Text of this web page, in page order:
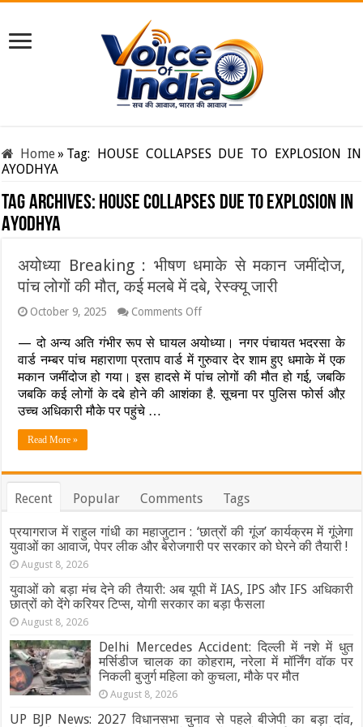
Home» Tag: HOUSE COLLAPSES DUE TO EXPLOSION IN
AYODHYA
Tag Archives: HOUSE COLLAPSES DUE TO EXPLOSION IN
AYODHYA
अयोध्या Breaking : भीषण धमाके से मकान जमींदोज,
पांच लोगों की मौत, कई मलबे में दबे, रेस्क्यू जारी
October 9, 2025 Comments Offon
Breaking
:
भीषण
धमाके
से
मौत,
मलबे
दबे,
रेस्क्यू
— दो अन्य अति गंभीर रूप से घायल अयोध्या। नगर पंचायत भदरसा के
वार्ड नम्बर पांच महाराणा प्रताप वार्ड में गुरुवार देर शाम हुए धमाके में एक
मकान जमींदोज हो गया। इस हादसे में पांच लोगों की मौत हो गई, जबकि
जबकि कई लोगों के दबे होने की आशंका है. सूचना पर पुलिस फोर्स औऱ
उच्च अधिकारी मौके पर पहुंचे …
Read More »
Recent Popular Comments Tags
प्रयागराज में राहुल गांधी का महाजुटान : ‘छात्रों की गूंज’ कार्यक्रम में गूंजेगा
युवाओं का आवाज, पेपर लीक और बेरोजगारी पर सरकार को घेरने की तैयारी !
August 8, 2026
युवाओं को बड़ा मंच देने की तैयारी: अब यूपी में IAS, IPS और IFS अधिकारी
छात्रों को देंगे करियर टिप्स, योगी सरकार का बड़ा फैसला
August 8, 2026
Delhi Mercedes Accident: दिल्ली में नशे में धुत
मर्सिडीज चालक का कोहराम, नरेला में मॉर्निंग वॉक पर
निकली बुजुर्ग महिला को कुचला, मौके पर मौत
August 8, 2026
UP BJP News: 2027 विधानसभा चुनाव से पहले बीजेपी का बड़ा दांव,